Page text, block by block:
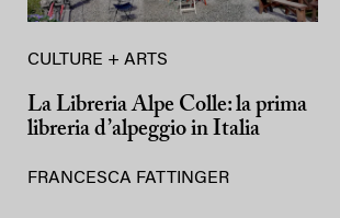
CULTURE + ARTS
La Libreria Alpe Colle: la prima
libreria d’alpeggio in Italia
FRANCESCA FATTINGER